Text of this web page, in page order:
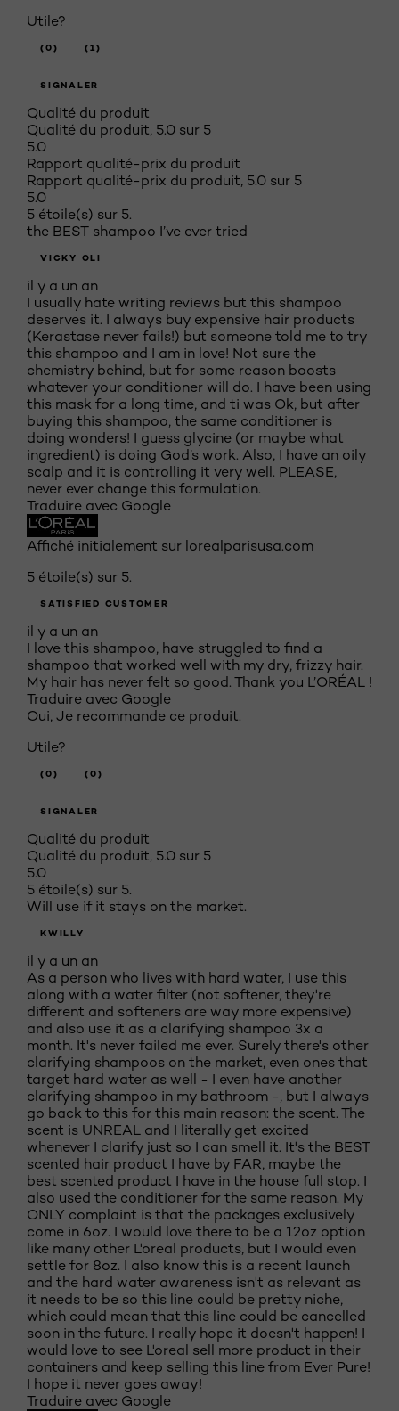
Utile?
(0) (1)
SIGNALER
Qualité du produit
Qualité du produit, 5.0 sur 5
5.0
Rapport qualité-prix du produit
Rapport qualité-prix du produit, 5.0 sur 5
5.0
5 étoile(s) sur 5.
the BEST shampoo I’ve ever tried
VICKY OLI
il y a un an
I usually hate writing reviews but this shampoo
deserves it. I always buy expensive hair products
(Kerastase never fails!) but someone told me to try
this shampoo and I am in love! Not sure the
chemistry behind, but for some reason boosts
whatever your conditioner will do. I have been using
this mask for a long time, and ti was Ok, but after
buying this shampoo, the same conditioner is
doing wonders! I guess glycine (or maybe what
ingredient) is doing God’s work. Also, I have an oily
scalp and it is controlling it very well. PLEASE,
never ever change this formulation.
Traduire avec Google
Affiché initialement sur lorealparisusa.com
5 étoile(s) sur 5.
SATISFIED CUSTOMER
il y a un an
I love this shampoo, have struggled to find a
shampoo that worked well with my dry, frizzy hair.
My hair has never felt so good. Thank you L’ORÉAL !
Traduire avec Google
Oui, Je recommande ce produit.
Utile?
(0) (0)
SIGNALER
Qualité du produit
Qualité du produit, 5.0 sur 5
5.0
5 étoile(s) sur 5.
Will use if it stays on the market.
KWILLY
il y a un an
As a person who lives with hard water, I use this
along with a water filter (not softener, they're
different and softeners are way more expensive)
and also use it as a clarifying shampoo 3x a
month. It's never failed me ever. Surely there's other
clarifying shampoos on the market, even ones that
target hard water as well - I even have another
clarifying shampoo in my bathroom -, but I always
go back to this for this main reason: the scent. The
scent is UNREAL and I literally get excited
whenever I clarify just so I can smell it. It's the BEST
scented hair product I have by FAR, maybe the
best scented product I have in the house full stop. I
also used the conditioner for the same reason. My
ONLY complaint is that the packages exclusively
come in 6oz. I would love there to be a 12oz option
like many other L'oreal products, but I would even
settle for 8oz. I also know this is a recent launch
and the hard water awareness isn't as relevant as
it needs to be so this line could be pretty niche,
which could mean that this line could be cancelled
soon in the future. I really hope it doesn't happen! I
would love to see L'oreal sell more product in their
containers and keep selling this line from Ever Pure!
I hope it never goes away!
Traduire avec Google